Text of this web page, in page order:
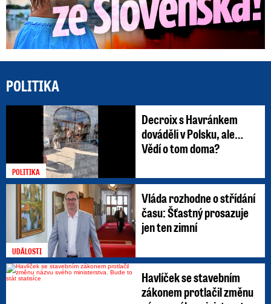
POLITIKA
POLITIKA
Decroix s Havránkem
dováděli v Polsku, ale…
Vědí o tom doma?
UDÁLOSTI
Vláda rozhodne o střídání
času: Šťastný prosazuje
jen ten zimní
Havlíček se stavebním
zákonem protlačil změnu